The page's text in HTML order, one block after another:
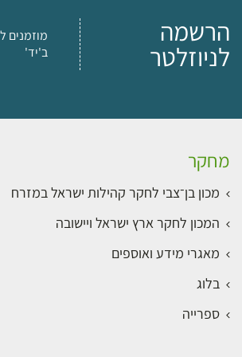
הרשמה
לניוזלטר
מוזמנים
ב'יד'
מחקר
מכון בן־צבי לחקר קהילות ישראל במזרח
המכון לחקר ארץ ישראל ויישובה
מאגרי מידע ואוספים
בלוג
ספרייה